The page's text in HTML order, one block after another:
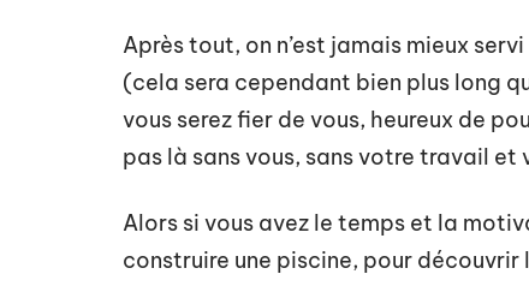
Après tout, on n’est jamais mieux
(cela sera cependant bien plus long
vous serez fier de vous, heureux de
pas là sans vous, sans votre travail
Alors si vous avez le temps et la
construire une piscine, pour découvrir